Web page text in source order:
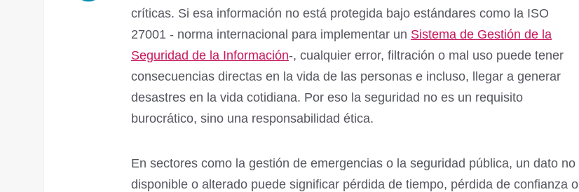
críticas. Si esa información no está protegida bajo estándares como la ISO
27001 - norma internacional para implementar un Sistema de Gestión de la
Seguridad de la Información-, cualquier error, filtración o mal uso puede tener
consecuencias directas en la vida de las personas e incluso, llegar a generar
desastres en la vida cotidiana. Por eso la seguridad no es un requisito
burocrático, sino una responsabilidad ética.
En sectores como la gestión de emergencias o la seguridad pública, un dato no
disponible o alterado puede significar pérdida de tiempo, pérdida de confianza o